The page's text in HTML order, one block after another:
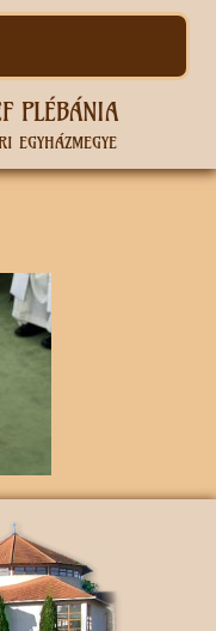
PLÉBÁNIA
EGYHÁZMEGYE